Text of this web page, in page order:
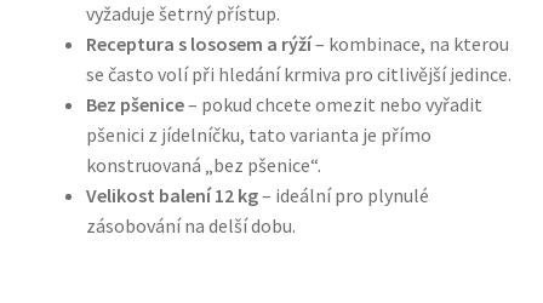
Konzervy a kapsičky pro psy
N&D Farmina pro psy — Italské holistic krmivo
Oblečky pro psy
Pamlsky pro psy
vyžaduje šetrný přístup.
Receptura s lososem a rýží– kombinace, na kterou
se často volí při hledání krmiva pro citlivější jedince.
Bez pšenice– pokud chcete omezit nebo vyřadit
pšenici z jídelníčku, tato varianta je přímo
konstruovaná „bez pšenice“.
Velikost balení 12 kg– ideální pro plynulé
zásobování na delší dobu.